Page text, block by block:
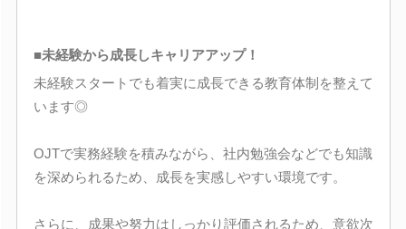
■未経験から成長しキャリアアップ！
未経験スタートでも着実に成長できる教育体制を整えて
います◎
OJTで実務経験を積みながら、社内勉強会などでも知識
を深められるため、成長を実感しやすい環境です。
さらに、成果や努力はしっかり評価されるため、意欲次